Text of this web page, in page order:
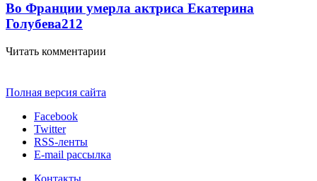
Во Франции умерла актриса Екатерина
Голубева212
Читать комментарии
Полная версия сайта
Facebook
Twitter
RSS-ленты
E-mail рассылка
Контакты